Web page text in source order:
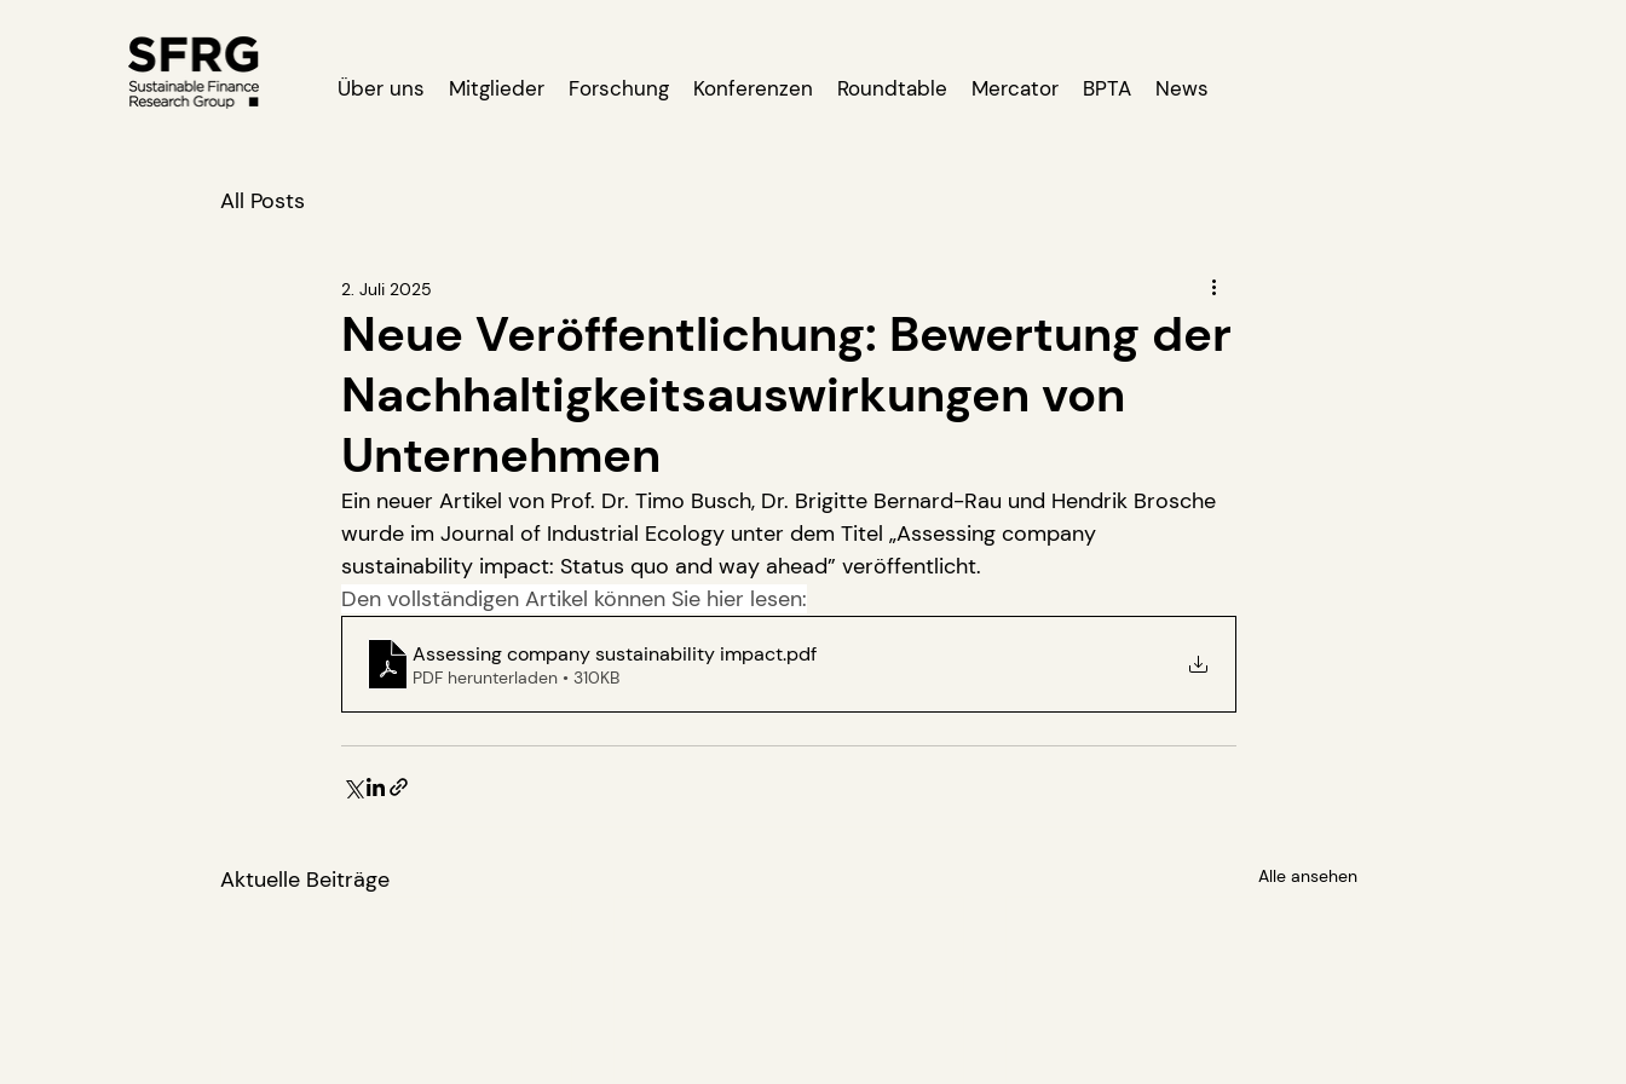
Über uns Mitglieder Forschung Konferenzen Roundtable Mercator BPTA News
All Posts
Neue Veröffentlichung: Bewertung der
Nachhaltigkeitsauswirkungen von
Unternehmen
2. Juli 2025
Ein neuer Artikel von Prof. Dr. Timo Busch, Dr. Brigitte Bernard-Rau und Hendrik Brosche
wurde im Journal of Industrial Ecology unter dem Titel „Assessing company
sustainability impact: Status quo and way ahead” veröffentlicht.
Den vollständigen Artikel können Sie hier lesen:
Assessing company sustainability impact.pdf
PDF herunterladen • 310KB
Aktuelle Beiträge Alle ansehen